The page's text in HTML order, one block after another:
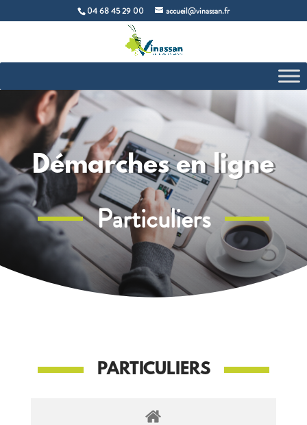
04 68 45 29 00 accueil@vinassan.fr
Démarches en ligne
Particuliers
PARTICULIERS